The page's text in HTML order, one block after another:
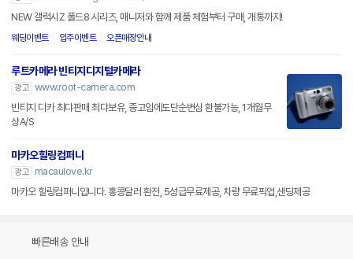
NEW 갤럭시Z 폴드8 시리즈, 매니저와 함께 제품 체험부터 구매, 개통까지!
웨딩이벤트 입주이벤트 오픈매장안내
루트카메라 빈티지디지털카메라
광고 www.root-camera.com
빈티지 디카 최댜판매 최댜보유, 중고임에도단순변심 환불가능, 1개월무
상A/S
마카오힐링컴퍼니
광고
macaulove.kr
마카오 힐링컴퍼니입니다. 홍콩달러 환전, 5성급무료제공, 차량 무료픽업,샌딩제공
빠른배송 안내